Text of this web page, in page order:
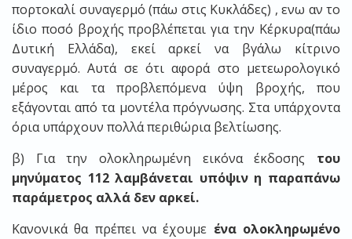
πορτοκαλί συναγερμό (πάω στις Κυκλάδες) , ενω αν το
ίδιο ποσό βροχής προβλέπεται για την Κέρκυρα(πάω
Δυτική Ελλάδα), εκεί αρκεί να βγάλω κίτρινο
συναγερμό. Αυτά σε ότι αφορά στο μετεωρολογικό
μέρος και τα προβλεπόμενα ύψη βροχής, που
εξάγονται από τα μοντέλα πρόγνωσης. Στα υπάρχοντα
όρια υπάρχουν πολλά περιθώρια βελτίωσης.
β) Για την ολοκληρωμένη εικόνα έκδοσης του
μηνύματος 112 λαμβάνεται υπόψιν η παραπάνω
παράμετρος αλλά δεν αρκεί.
Κανονικά θα πρέπει να έχουμε ένα ολοκληρωμένο